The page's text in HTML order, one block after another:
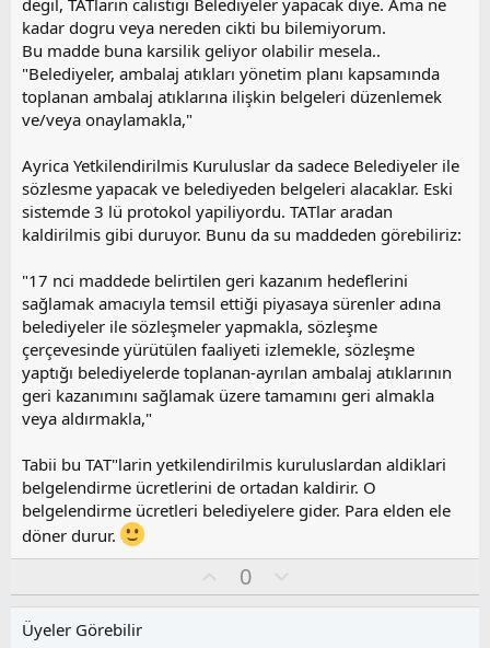
y
l
a
kadar dogru veya nereden cikti bu bilemiyorum.
Bu madde buna karsilik geliyor olabilir mesela..
"Belediyeler, ambalaj atıkları yönetim planı kapsamında
toplanan ambalaj atıklarına ilişkin belgeleri düzenlemek
ve/veya onaylamakla,"
Ayrica Yetkilendirilmis Kuruluslar da sadece Belediyeler ile
sözlesme yapacak ve belediyeden belgeleri alacaklar. Eski
sistemde 3 lü protokol yapiliyordu. TATlar aradan
kaldirilmis gibi duruyor. Bunu da su maddeden görebiliriz:
"17 nci maddede belirtilen geri kazanım hedeflerini
sağlamak amacıyla temsil ettiği piyasaya sürenler adına
belediyeler ile sözleşmeler yapmakla, sözleşme
çerçevesinde yürütülen faaliyeti izlemekle, sözleşme
yaptığı belediyelerde toplanan-ayrılan ambalaj atıklarının
geri kazanımını sağlamak üzere tamamını geri almakla
veya aldırmakla,"
Tabii bu TAT"larin yetkilendirilmis kuruluslardan aldiklari
belgelendirme ücretlerini de ortadan kaldirir. O
belgelendirme ücretleri belediyelere gider. Para elden ele
döner durur.
y
0
l
Üyeler Görebilir